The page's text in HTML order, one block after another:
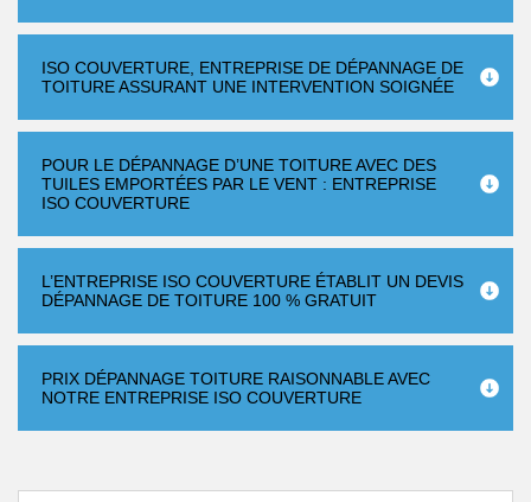
ISO COUVERTURE, ENTREPRISE DE DÉPANNAGE DE
TOITURE ASSURANT UNE INTERVENTION SOIGNÉE
POUR LE DÉPANNAGE D’UNE TOITURE AVEC DES
TUILES EMPORTÉES PAR LE VENT : ENTREPRISE
ISO COUVERTURE
L’ENTREPRISE ISO COUVERTURE ÉTABLIT UN DEVIS
DÉPANNAGE DE TOITURE 100 % GRATUIT
PRIX DÉPANNAGE TOITURE RAISONNABLE AVEC
NOTRE ENTREPRISE ISO COUVERTURE